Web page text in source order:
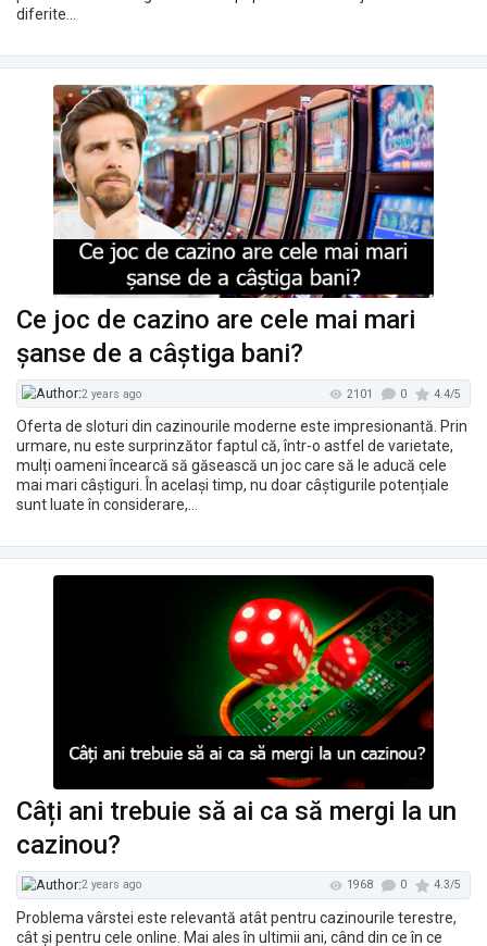
Tatyana Storozhenko
1 year, 11 months ago
1 year, 11 months ago
diferite…
Ce joc de cazino are cele mai mari
șanse de a câștiga bani?
Oferta de sloturi din cazinourile moderne este impresionantă. Prin
urmare, nu este surprinzător faptul că, într-o astfel de varietate,
mulți oameni încearcă să găsească un joc care să le aducă cele
mai mari câștiguri. În același timp, nu doar câștigurile potențiale
sunt luate în considerare,…
Câți ani trebuie să ai ca să mergi la un
cazinou?
Problema vârstei este relevantă atât pentru cazinourile terestre,
cât și pentru cele online. Mai ales în ultimii ani, când din ce în ce